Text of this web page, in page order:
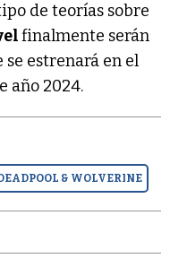
de teorías sobre
finalmente serán
estrenará en el
año 2024.
& WOLVERINE